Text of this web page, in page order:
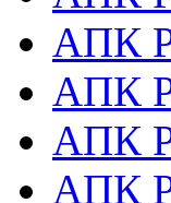
АПК
АПК
АПК
АПК